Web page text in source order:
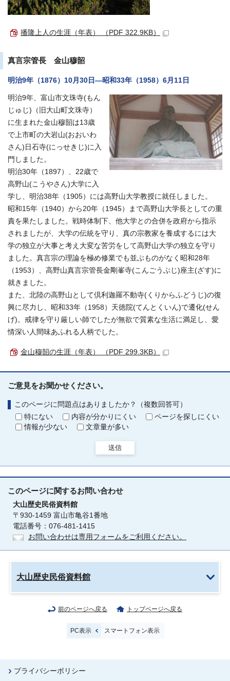
播隆上人の生涯（年表） （PDF 322.9KB）
真言宗管長 金山穆韶
明治9年（1876）10月30日―昭和33年（1958）6月11日
明治9年、富山市文珠寺(もん
じゅじ)（旧大山町文珠寺）
に生まれた金山穆韶は13歳
で上市町の大岩山(おおいわ
さん)日石寺(にっせきじ)に入
門しました。
明治30年（1897）、22歳で
高野山(こうやさん)大学に入
学し、明治38年（1905）には高野山大学教授に就任しました。
昭和15年（1940）から20年（1945）まで高野山大学長としての重
責を果たしました。戦時体制下、他大学との合併を政府から指示
されましたが、大学の伝統を守り、真の宗教家を養成するには大
学の独立が大事と考え大変な苦労をして高野山大学の独立を守り
ました。真言宗の理論を極め修業でも並ぶものがなく昭和28年
（1953）、高野山真言宗管長金剛峯寺(こんごうぶじ)座主(ざす)に
就きました。
また、北陸の高野山として倶利迦羅不動寺(くりからふどうじ)の復
興に尽力し、昭和33年（1958）天徳院(てんとくいん)で遷化(せん
げ)。戒律を守り厳しい師でしたが無欲で質素な生活に満足し、愛
情深い人間味あふれる人柄でした。
金山穆韶の生涯（年表） （PDF 299.3KB）
ご意見をお聞かせください。
このページに問題点はありましたか？（複数回答可）
特にない
内容が分かりにくい
ページを探しにくい
情報が少ない
文章量が多い
送信
このページに関するお問い合わせ
大山歴史民俗資料館
〒930-1459 富山市亀谷1番地
電話番号：076-481-1415
お問い合わせは専用フォームをご利用ください。
大山歴史民俗資料館
前のページへ戻る トップページへ戻る
PC表示 スマートフォン表示
プライバシーポリシー